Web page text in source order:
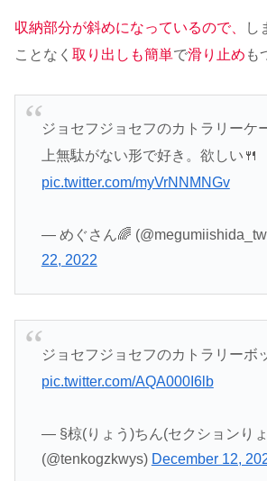
収納部分が斜めになっているので、
し
ことなく 取り出しも簡単で滑り止め も
ジョセフジョセフのカトラリーケ
上無駄がない形で好き。欲しい🍴
pic.twitter.com/myVrNNMNGv
— めぐさん🌈
22, 2022
ジョセフジョセフのカトラリーボ
pic.twitter.com/AQA000I6lb
— §椋(りょう)ちん(セクションり
(@tenkogzkwys) December 12,